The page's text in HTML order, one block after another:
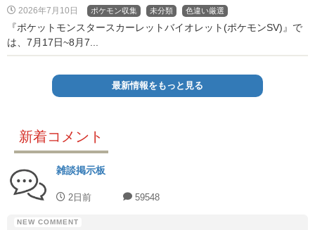
2026年7月10日 ポケモン収集 未分類 色違い厳選
『ポケットモンスタースカーレットバイオレット(ポケモンSV)』で
は、7月17日~8月7...
最新情報をもっと見る
新着コメント
雑談掲示板
2日前 59548